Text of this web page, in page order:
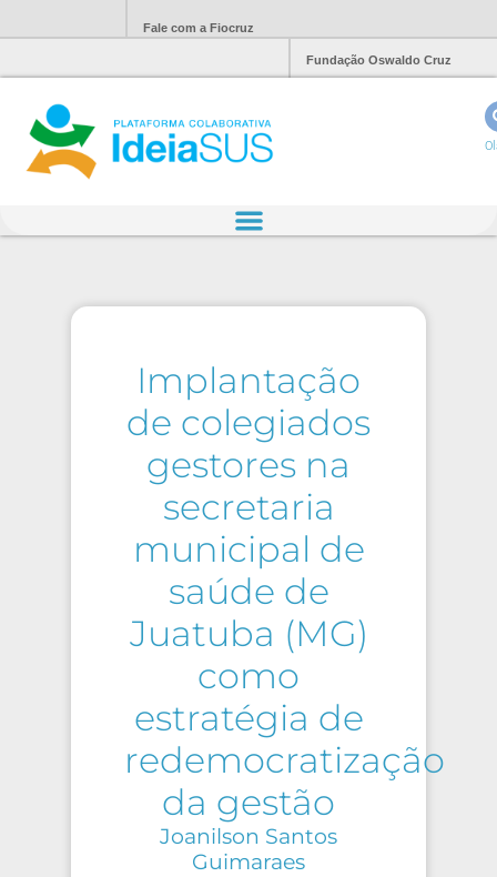
Fale com a Fiocruz
Fundação Oswaldo Cruz
Implantação
de colegiados
gestores na
secretaria
municipal de
saúde de
Juatuba (MG)
como
estratégia de
redemocratização
da gestão
Joanilson Santos
Guimaraes